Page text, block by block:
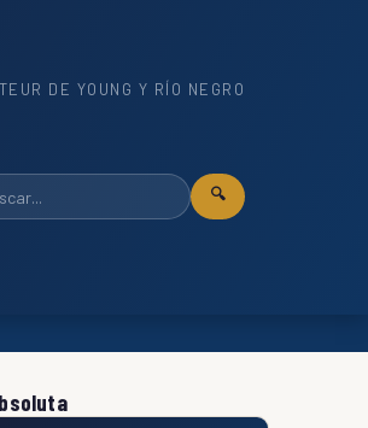
DE YOUNG Y RÍO NEGRO
🔍